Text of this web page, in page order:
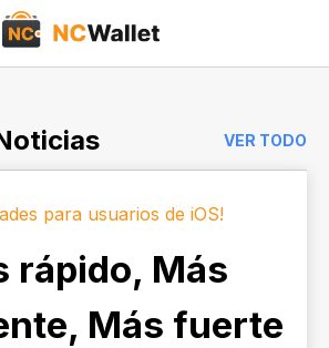
VER TODO
para usuarios de iOS!
rápido, Más
Más fuerte